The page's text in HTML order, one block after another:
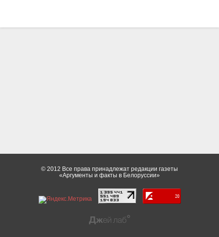
© 2012 Все права принадлежат редакции газеты
«Аргументы и факты в Белоруссии»